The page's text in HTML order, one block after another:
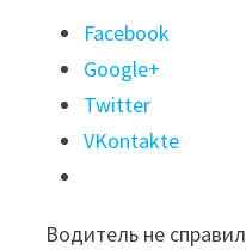
Поделиться
"17-
летний
юноша
погиб
Facebook
Google+
Twitter
VKontakte
Водитель не